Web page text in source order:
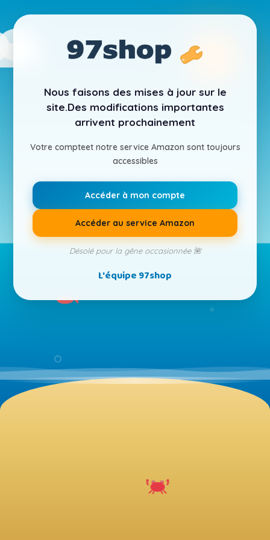
Nous faisons des mises à jour sur le
site.Des modifications importantes
arrivent prochainement
Votre compteet notre service Amazon sont toujours
accessibles
Accéder à mon compte
Accéder au service Amazon
Désolé pour la gêne occasionnée 🌺
L'équipe 97shop